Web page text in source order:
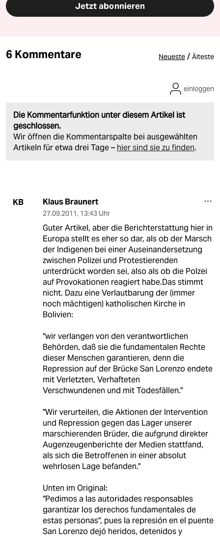
Jetzt abonnieren
6 Kommentare Neueste / Älteste
Die Kommentarfunktion unter diesem Artikel ist
geschlossen.
Wir öffnen die Kommentarspalte bei ausgewählten
Artikeln für etwa drei Tage – hier sind sie zu finden.
einloggen
KB Klaus Braunert
27.09.2011, 13:43 Uhr
Guter Artikel, aber die Berichterstattung hier in
Europa stellt es eher so dar, als ob der Marsch
der Indigenen bei einer Auseinandersetzung
zwischen Polizei und Protestierenden
unterdrückt worden sei, also als ob die Polzei
auf Provokationen reagiert habe.Das stimmt
nicht. Dazu eine Verlautbarung der (immer
noch mächtigen) katholischen Kirche in
Bolivien:
"wir verlangen von den verantwortlichen
Behörden, daß sie die fundamentalen Rechte
dieser Menschen garantieren, denn die
Repression auf der Brücke San Lorenzo endete
mit Verletzten, Verhafteten
Verschwundenen und mit Todesfällen."
"Wir verurteilen, die Aktionen der Intervention
und Repression gegen das Lager unserer
marschierenden Brüder, die aufgrund direkter
Augenzeugenberichte der Medien stattfand,
als sich die Betroffenen in einer absolut
wehrlosen Lage befanden."
Unten im Original:
"Pedimos a las autoridades responsables
garantizar los derechos fundamentales de
estas personas", pues la represión en el puente
San Lorenzo dejó heridos, detenidos y